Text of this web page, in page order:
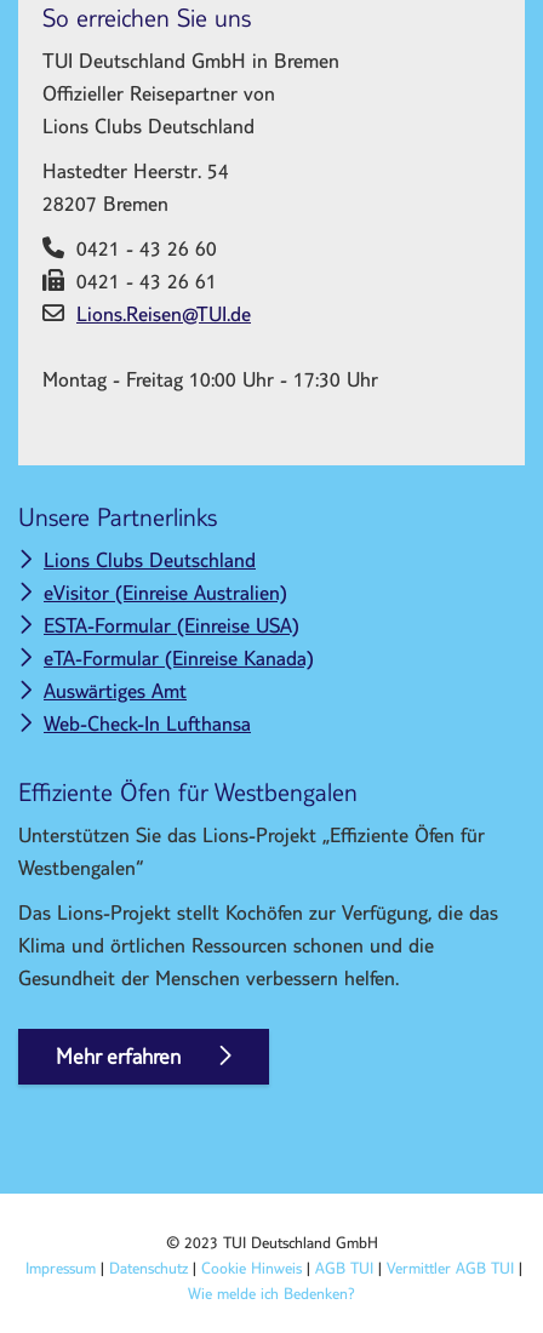
So erreichen Sie uns
TUI Deutschland GmbH in Bremen
Offizieller Reisepartner von
Lions Clubs Deutschland
Hastedter Heerstr. 54
28207 Bremen
0421 - 43 26 60
​0421 - 43 26 61
Lions.Reisen@TUI.de
Montag - Freitag 10:00 Uhr - 17:30 Uhr
Unsere Partnerlinks
Lions Clubs Deutschland
eVisitor (Einreise Australien)
ESTA-Formular (Einreise USA)
eTA-Formular (Einreise Kanada)
Auswärtiges Amt
Web-Check-In Lufthansa
Effiziente Öfen für Westbengalen
Unterstützen Sie das Lions-Projekt „Effiziente Öfen für
Westbengalen“
Das Lions-Projekt stellt Kochöfen zur Verfügung, die das
Klima und örtlichen Ressourcen schonen und die
Gesundheit der Menschen verbessern helfen.
Mehr erfahren
© 2023 TUI Deutschland GmbH
Impressum | Datenschutz | Cookie Hinweis | AGB TUI | Vermittler AGB TUI |
Wie melde ich Bedenken?